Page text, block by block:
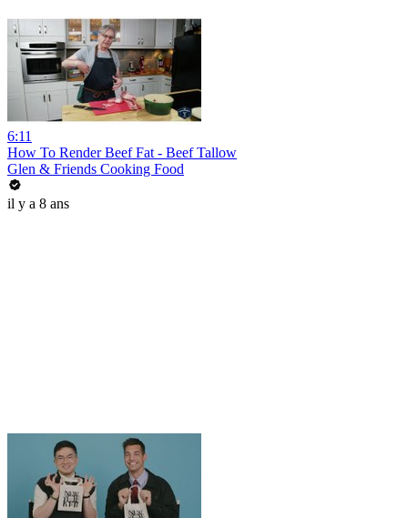
6:11
How To Render Beef Fat - Beef Tallow
Glen & Friends Cooking Food
il y a 8 ans